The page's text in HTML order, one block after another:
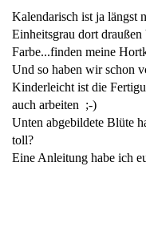
Kalendarisch ist ja längst
Einheitsgrau dort
Farbe...finden meine
Und so haben wir schon
Kinderleicht ist die
auch arbeiten ;-)
Unten abgebildete Blüte
toll?
Eine Anleitung habe ich